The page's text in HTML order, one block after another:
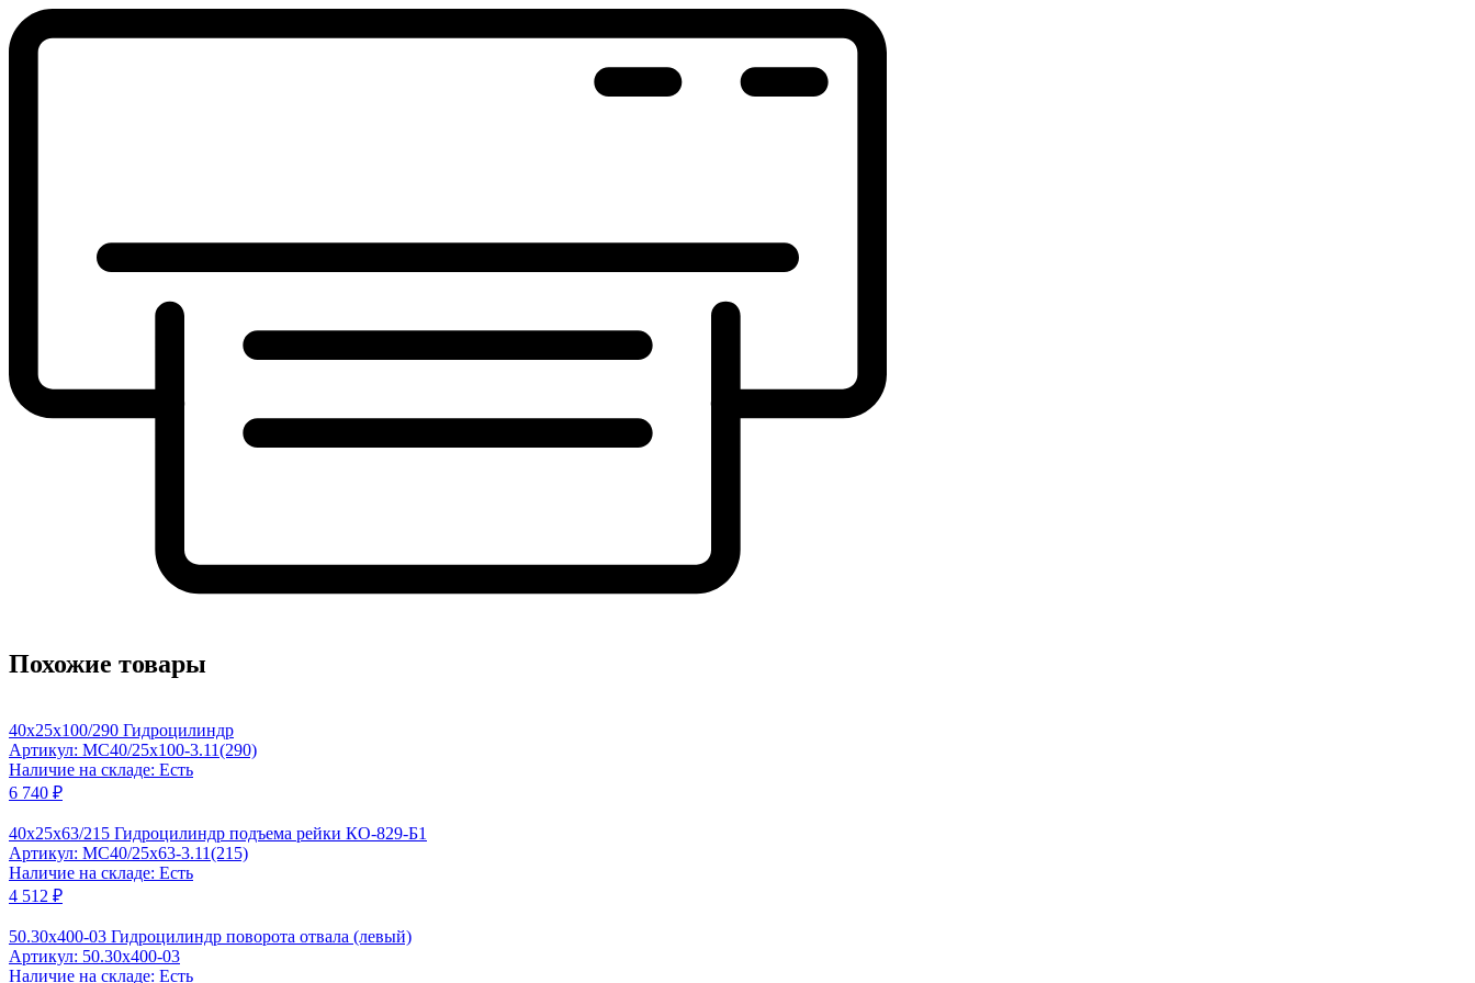
Похожие товары
40x25x100/290 Гидроцилиндр
Артикул: MC40/25x100-3.11(290)
Наличие на складе: Есть
6 740 ₽
40x25x63/215 Гидроцилиндр подъема рейки КО-829-Б1
Артикул: MC40/25x63-3.11(215)
Наличие на складе: Есть
4 512 ₽
50.30x400-03 Гидроцилиндр поворота отвала (левый)
Артикул: 50.30x400-03
Наличие на складе: Есть